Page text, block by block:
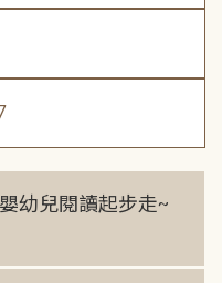
幼兒閱讀起步走~